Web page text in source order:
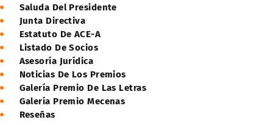
Saluda Del Presidente
Junta Directiva
Estatuto De ACE-A
Listado De Socios
Asesoría Jurídica
Noticias De Los Premios
Galería Premio De Las Letras
Galería Premio Mecenas
Reseñas